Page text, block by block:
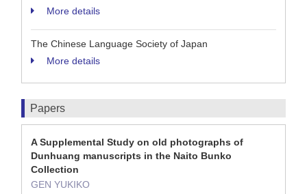
More details
The Chinese Language Society of Japan
More details
Papers
A Supplemental Study on old photographs of
Dunhuang manuscripts in the Naito Bunko
Collection
GEN YUKIKO